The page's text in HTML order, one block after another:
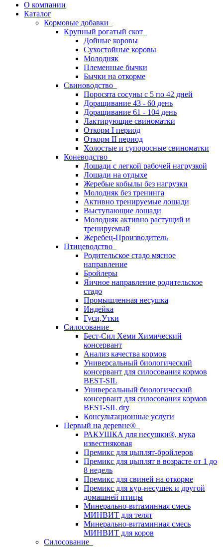
О компании
Каталог
Кормовые добавки
Крупный рогатый скот
Дойные коровы
Сухостойные коровы
Молодняк
Племенные бычки
Бычки на откорме
Свиноводство
Поросята сосуны с 5 по 42 дней
Доращивание 43 - 60 день
Доращивание 61 - 104 день
Лактирующие свиноматки
Откорм I период
Откорм II период
Холостые и супоросные свиноматки
Коневодство
Лошади с легкой рабочей нагрузкой
Лошади на отдыхе
Жеребые кобылы без нагрузки
Молодняк без тренинга
Активно тренируемые лошади
Выступающие лошади
Молодняк активно растущий и
тренируемый
Жеребец-Производитель
Птицеводство
Родительское стадо мясное
направление
Бройлеры
Яичное направление родительское
стадо
Промышленная несушка
Индейка
Гуси,Утки
Силосование
Бест-Сил Хеми Химический
консервант
Анализ качества кормов
Универсальный биологический
консервант для силосования кормов
BEST-SIL
Универсальный биологический
консервант для силосования кормов
BEST-SIL dry
Консультационные услуги
Первый на деревне®
РАКУШКА для несушки®, мука
известняковая
Премикс для цыплят-бройлеров
Премикс для цыплят в возрасте от 1 до
8 недель
Премикс для свиней на откорме
Премикс для кур-несушек и другой
домашней птицы
Минерально-витаминная смесь
МИНВИТ для телят
Минерально-витаминная смесь
МИНВИТ для коров
Силосование